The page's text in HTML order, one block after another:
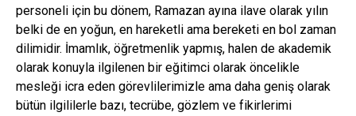
personeli için bu dönem, Ramazan ayına ilave olarak yılın
belki de en yoğun, en hareketli ama bereketi en bol zaman
dilimidir. İmamlık, öğretmenlik yapmış, halen de akademik
olarak konuyla ilgilenen bir eğitimci olarak öncelikle
mesleği icra eden görevlilerimizle ama daha geniş olarak
bütün ilgililerle bazı, tecrübe, gözlem ve fikirlerimi